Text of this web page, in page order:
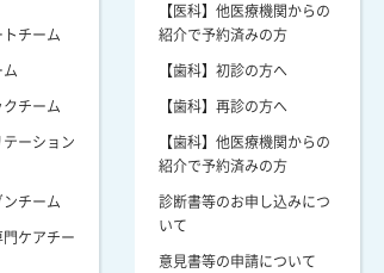
チーム
チーム
ーション
チーム
ケアチー
【医科】他医療機関からの
紹介で予約済みの方
【歯科】初診の方へ
【歯科】再診の方へ
【歯科】他医療機関からの
紹介で予約済みの方
診断書等のお申し込みにつ
いて
意見書等の申請について